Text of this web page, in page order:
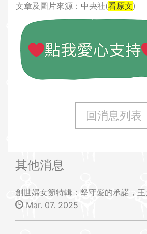
文章及圖片來源：中央社(看原文)
回消息列表
其他消息
創世婦女節特輯：堅守愛的承諾，
Mar. 07. 2025